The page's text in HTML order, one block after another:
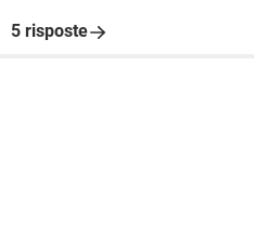
5 risposte